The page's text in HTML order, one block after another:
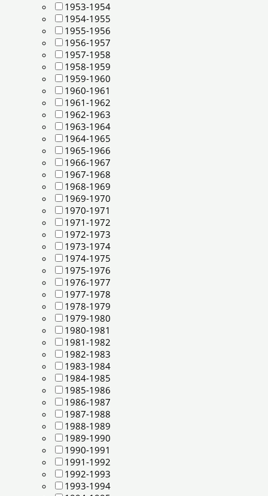
1953-1954
1954-1955
1955-1956
1956-1957
1957-1958
1958-1959
1959-1960
1960-1961
1961-1962
1962-1963
1963-1964
1964-1965
1965-1966
1966-1967
1967-1968
1968-1969
1969-1970
1970-1971
1971-1972
1972-1973
1973-1974
1974-1975
1975-1976
1976-1977
1977-1978
1978-1979
1979-1980
1980-1981
1981-1982
1982-1983
1983-1984
1984-1985
1985-1986
1986-1987
1987-1988
1988-1989
1989-1990
1990-1991
1991-1992
1992-1993
1993-1994